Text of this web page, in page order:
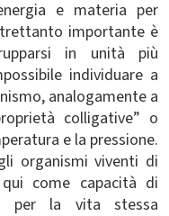
e materia per
importante è
in unità più
individuare a
analogamente a
colligative” o
e la pressione.
organismi viventi di
come capacità di
per la vita stessa